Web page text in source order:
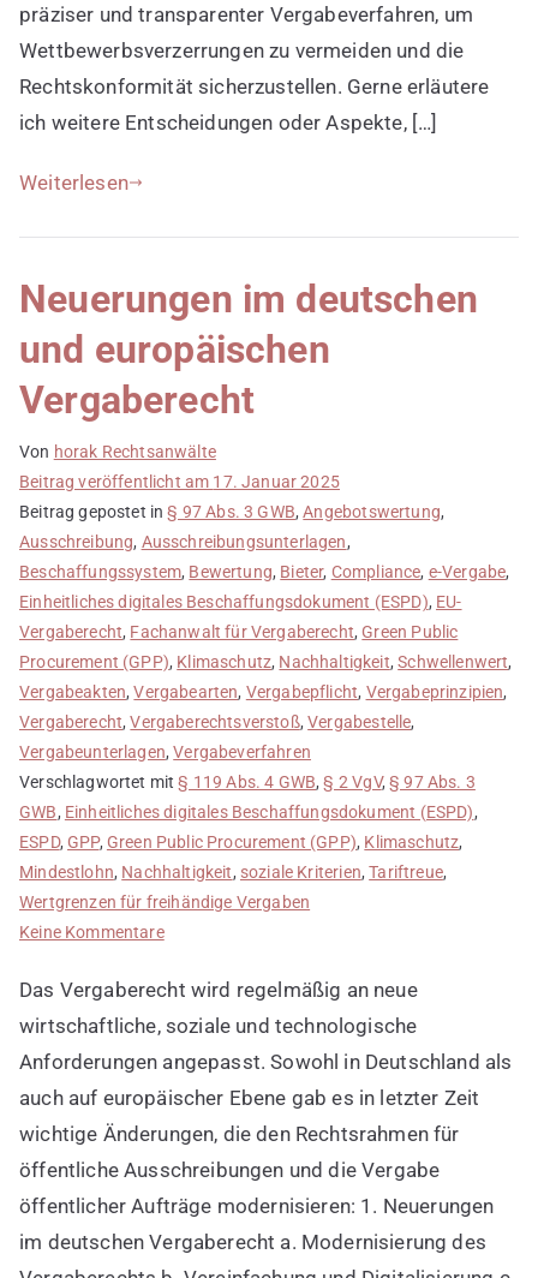
präziser und transparenter Vergabeverfahren, um
Wettbewerbsverzerrungen zu vermeiden und die
Rechtskonformität sicherzustellen. Gerne erläutere
ich weitere Entscheidungen oder Aspekte, […]
Weiterlesen
Neuerungen im deutschen
und europäischen
Vergaberecht
Von horak Rechtsanwälte
Beitrag veröffentlicht am 17. Januar 2025
Beitrag gepostet in§ 97 Abs. 3 GWB,Angebotswertung,
Ausschreibung, Ausschreibungsunterlagen,
Beschaffungssystem, Bewertung, Bieter, Compliance, e-Vergabe,
Einheitliches digitales Beschaffungsdokument (ESPD), EU-
Vergaberecht, Fachanwalt für Vergaberecht, Green Public
Procurement (GPP), Klimaschutz, Nachhaltigkeit,Schwellenwert,
Vergabeakten,Vergabearten, Vergabepflicht, Vergabeprinzipien,
Vergaberecht,Vergaberechtsverstoß,Vergabestelle,
Vergabeunterlagen,Vergabeverfahren
Verschlagwortet mit§ 119 Abs. 4 GWB,§ 2 VgV,§ 97 Abs. 3
GWB, Einheitliches digitales Beschaffungsdokument (ESPD),
ESPD, GPP, Green Public Procurement (GPP), Klimaschutz,
Mindestlohn, Nachhaltigkeit, soziale Kriterien,Tariftreue,
Wertgrenzen für freihändige Vergaben
Keine Kommentarezu
im
deutschen
Vergaberecht
Das Vergaberecht wird regelmäßig an neue
wirtschaftliche, soziale und technologische
Anforderungen angepasst. Sowohl in Deutschland als
auch auf europäischer Ebene gab es in letzter Zeit
wichtige Änderungen, die den Rechtsrahmen für
öffentliche Ausschreibungen und die Vergabe
öffentlicher Aufträge modernisieren: 1. Neuerungen
im deutschen Vergaberecht a. Modernisierung des